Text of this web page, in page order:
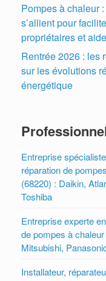
Pompes à chaleur
s’allient pour
propriétaires et
Rentrée 2026 : les
sur les évolutions
énergétique
Entreprise
réparation de
(68220) : Daikin,
Toshiba
Entreprise experte
de pompes à
Mitsubishi,
Installateur,